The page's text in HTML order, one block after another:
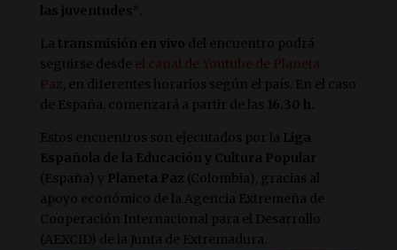
las juventudes”
La transmisión en vivo del encuentro podrá
seguirse desde el canal de Youtube de Planeta
Paz , en diferentes horarios según el país. En el caso
de España, comenzará a partir de las 16.30 h.
Estos encuentros son ejecutados por la Liga
Española de la Educación y Cultura Popular
(España) y Planeta Paz (Colombia), gracias al
apoyo económico de la Agencia Extremeña de
Cooperación Internacional para el Desarrollo
(AEXCID) de la Junta de Extremadura.